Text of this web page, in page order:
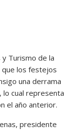
y Turismo de la
que los festejos
una derrama
lo cual representa
el año anterior.
presidente